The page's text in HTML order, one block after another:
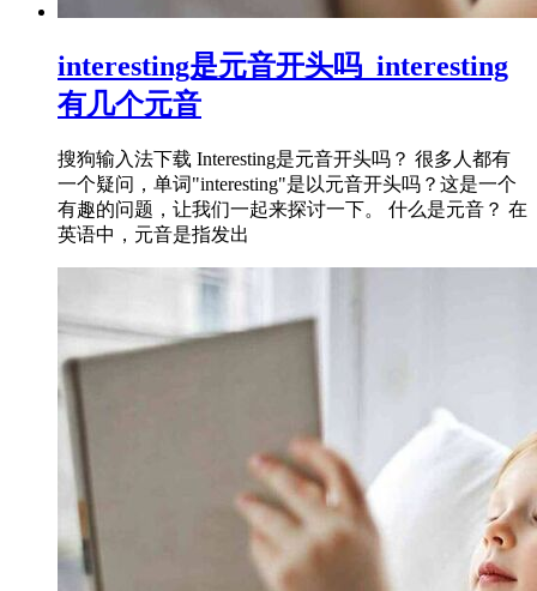
interesting是元音开头吗_interesting
有几个元音
搜狗输入法下载 Interesting是元音开头吗？ 很多人都有
一个疑问，单词"interesting"是以元音开头吗？这是一个
有趣的问题，让我们一起来探讨一下。 什么是元音？ 在
英语中，元音是指发出